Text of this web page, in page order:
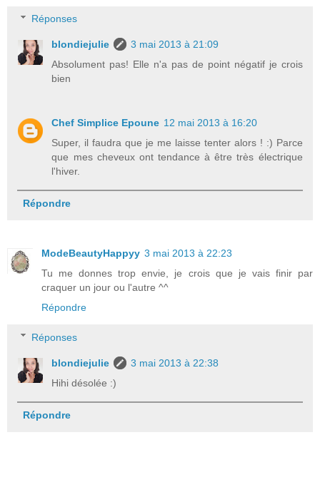
Réponses
blondiejulie
3 mai 2013 à 21:09
Absolument pas! Elle n'a pas de point négatif je crois
bien
Chef Simplice Epoune 12 mai 2013 à 16:20
Super, il faudra que je me laisse tenter alors ! :) Parce
que mes cheveux ont tendance à être très électrique
l'hiver.
Répondre
ModeBeautyHappyy 3 mai 2013 à 22:23
Tu me donnes trop envie, je crois que je vais finir par
craquer un jour ou l'autre ^^
Répondre
Réponses
blondiejulie
3 mai 2013 à 22:38
Hihi désolée :)
Répondre